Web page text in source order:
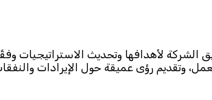
الشركة لأهدافها وتحديث الاستراتيجيات
وتقديم رؤى عميقة حول الإيرادات